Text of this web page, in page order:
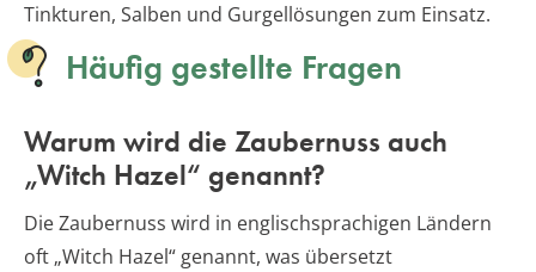
Tinkturen, Salben und Gurgellösungen zum Einsatz.
Häufig gestellte Fragen
Warum wird die Zaubernuss auch
„Witch Hazel“ genannt?
Die Zaubernuss wird in englischsprachigen Ländern
oft „Witch Hazel“ genannt, was übersetzt